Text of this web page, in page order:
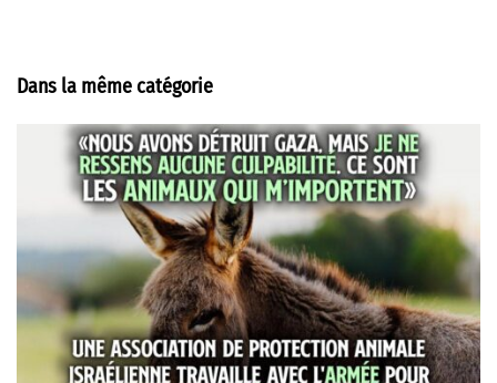
Dans la même catégorie